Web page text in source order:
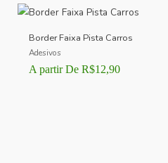
Border Faixa Pista Carros
Adesivos
A partir De R$12,90